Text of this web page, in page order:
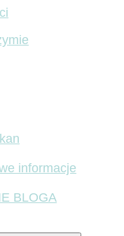
informacje
BLOGA